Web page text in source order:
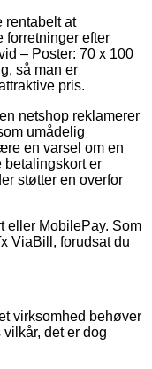
rentabelt at
forretninger efter
– Poster: 70 x 100
så man er
pris.
netshop reklamerer
umådelig
en varsel om en
er
støtter en overfor
eller MobilePay. Som
ViaBill, forudsat du
virksomhed behøver
det er dog